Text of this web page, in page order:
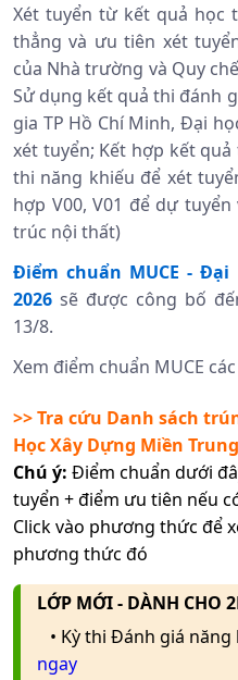
Xét tuyển từ kết quả học
thẳng và ưu tiên xét
của Nhà trường và Quy
Sử dụng kết quả thi đánh
gia TP Hồ Chí Minh, Đại
xét tuyển; Kết hợp kết
thi năng khiếu để xét
hợp V00, V01 để dự
trúc nội thất)
Điểm chuẩn MUCE -
2026 sẽ được công bố
13/8.
Xem điểm chuẩn MUCE
>> Tra cứu Danh sách
Học Xây Dựng Miền Trung
Chú ý: Điểm chuẩn dưới
tuyển + điểm ưu tiên nếu
Click vào phương thức để
phương thức đó
LỚP MỚI - DÀNH CHO
• Kỳ thi Đánh giá năng
ngay